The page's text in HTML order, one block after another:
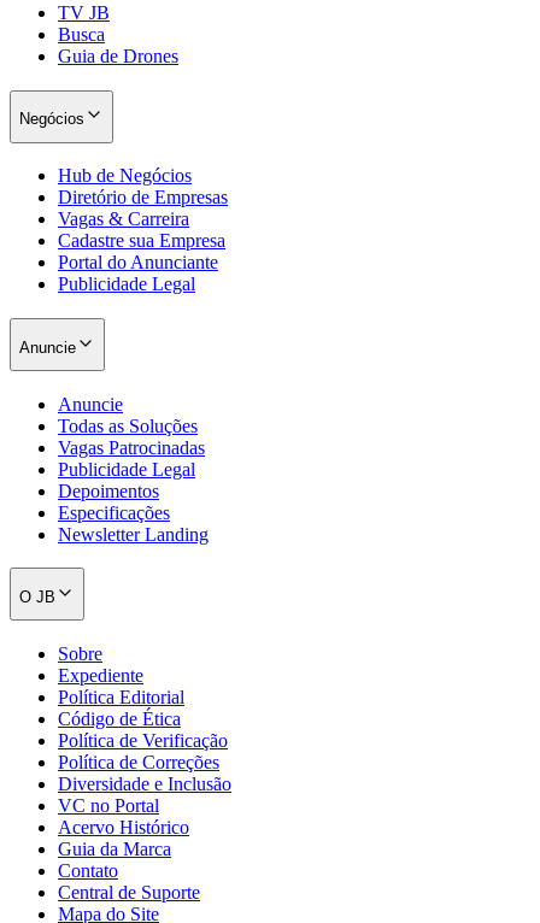
TV JB
Busca
Guia de Drones
Negócios
Hub de Negócios
Diretório de Empresas
Vagas & Carreira
Cadastre sua Empresa
Portal do Anunciante
Publicidade Legal
Anuncie
Anuncie
Todas as Soluções
Vagas Patrocinadas
Publicidade Legal
Depoimentos
Especificações
Newsletter Landing
O JB
Sobre
Expediente
Política Editorial
Código de Ética
Política de Verificação
Política de Correções
Diversidade e Inclusão
VC no Portal
Acervo Histórico
Guia da Marca
Contato
Central de Suporte
Mapa do Site